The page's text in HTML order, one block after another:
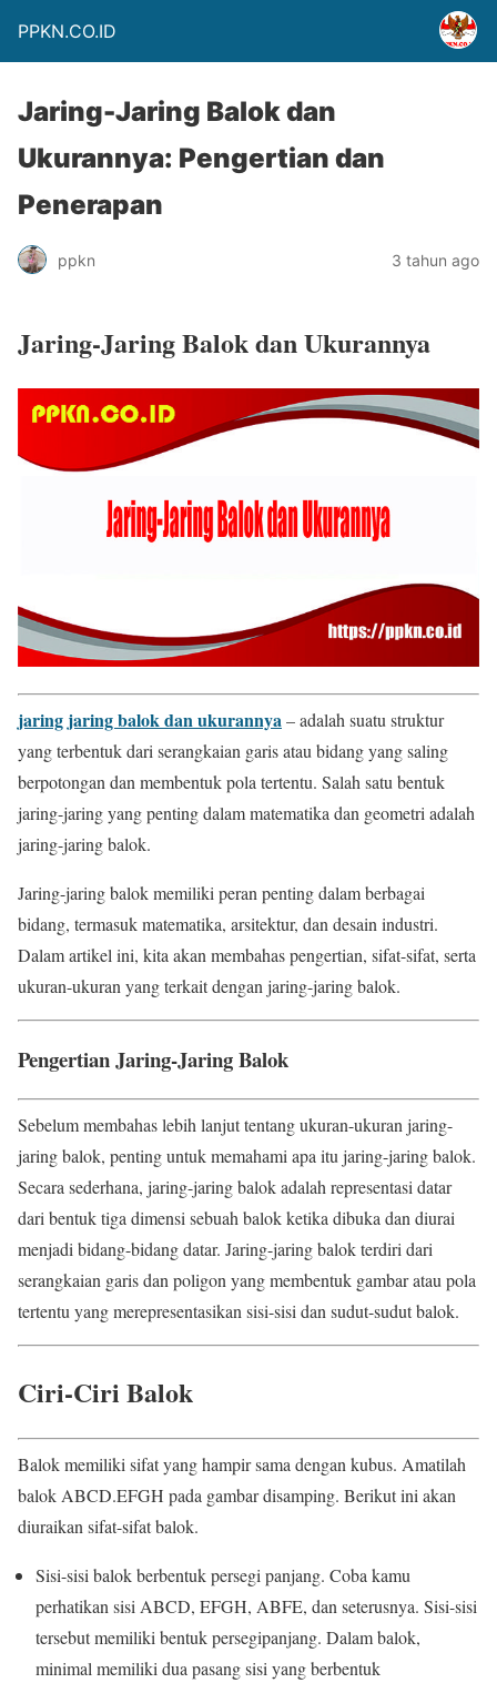
PPKN.CO.ID
Jaring-Jaring Balok dan
Ukurannya: Pengertian dan
Penerapan
ppkn 3 tahun ago
Jaring-Jaring Balok dan Ukurannya
jaring jaring balok dan ukurannya– adalah suatu struktur
yang terbentuk dari serangkaian garis atau bidang yang saling
berpotongan dan membentuk pola tertentu. Salah satu bentuk
jaring-jaring yang penting dalam matematika dan geometri adalah
jaring-jaring balok.
Jaring-jaring balok memiliki peran penting dalam berbagai
bidang, termasuk matematika, arsitektur, dan desain industri.
Dalam artikel ini, kita akan membahas pengertian, sifat-sifat, serta
ukuran-ukuran yang terkait dengan jaring-jaring balok.
Pengertian Jaring-Jaring Balok
Sebelum membahas lebih lanjut tentang ukuran-ukuran jaring-
jaring balok, penting untuk memahami apa itu jaring-jaring balok.
Secara sederhana, jaring-jaring balok adalah representasi datar
dari bentuk tiga dimensi sebuah balok ketika dibuka dan diurai
menjadi bidang-bidang datar. Jaring-jaring balok terdiri dari
serangkaian garis dan poligon yang membentuk gambar atau pola
tertentu yang merepresentasikan sisi-sisi dan sudut-sudut balok.
Ciri-Ciri Balok
Balok memiliki sifat yang hampir sama dengan kubus. Amatilah
balok ABCD.EFGH pada gambar disamping. Berikut ini akan
diuraikan sifat-sifat balok.
Sisi-sisi balok berbentuk persegi panjang. Coba kamu
perhatikan sisi ABCD, EFGH, ABFE, dan seterusnya. Sisi-sisi
tersebut memiliki bentuk persegipanjang. Dalam balok,
minimal memiliki dua pasang sisi yang berbentuk